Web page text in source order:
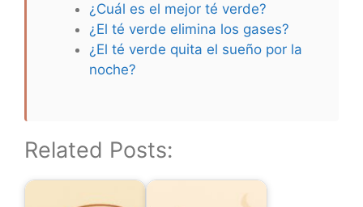
¿Cuál es el mejor té verde?
¿El té verde elimina los gases?
¿El té verde quita el sueño por la
noche?
Related Posts: